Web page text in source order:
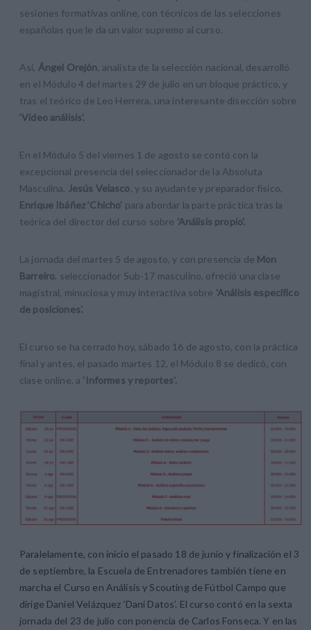
sesiones formativas online, con técnicos de las selecciones
españolas que le da un valor supremo al curso.
Así, Ángel Orejón , analista de la selección nacional, desarrolló
en el Módulo 4 del martes 29 de julio en un bloque práctico, y
tras el teórico de Leo Herrera, una interesante disección sobre
‘Vídeo análisis’.
En el Módulo 5 del viernes 1 de agosto se contó con la
excepcional presencia del seleccionador de la Absoluta
Masculina,
Jesús Velasco , y su ayudante y preparador físico,
Enrique Ibáñez ‘Chicho’ para abordar la parte práctica tras la
teórica del director del curso sobre 'Análisis propio'.
La jornada del martes 5 de agosto, y con presencia de Mon
Barreiro , seleccionador Sub-17 masculino, ofreció una clase
magistral, minuciosa y muy interactiva sobre 'Análisis específico
de posiciones'.
El curso se ha cerrado hoy, sábado 16 de agosto, con la práctica
final y antes, el pasado martes 12, el Módulo 8 se dedicó, con
clase online, a 'Informes y reportes'.
Paralelamente, con inicio el pasado 18 de junio y finalización el 3
de septiembre, la Escuela de Entrenadores también tiene en
marcha el Curso en Análisis y Scouting de Fútbol Campo que
dirige Daniel Velázquez ‘Dani Datos’. El curso contó en la sexta
jornada del 23 de julio con ponencia de Carlos Fonseca. Y en las